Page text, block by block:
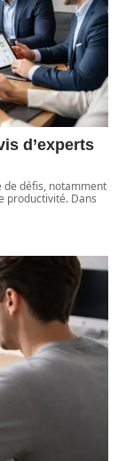
d’experts
de défis, notamment
productivité. Dans